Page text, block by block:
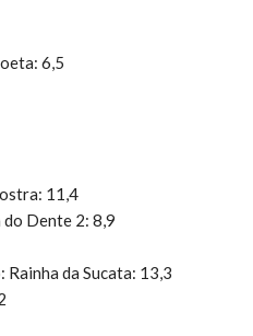
6,5
11,4
do Dente 2: 8,9
Rainha da Sucata: 13,3